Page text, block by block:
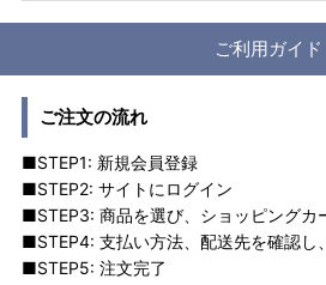
ご利用ガイド
ご注文の流れ
■STEP1: 新規会員登録
■STEP2: サイトにログイン
■STEP3: 商品を選び、ショッピングカ
■STEP4: 支払い方法、配送先を確認し
■STEP5: 注文完了